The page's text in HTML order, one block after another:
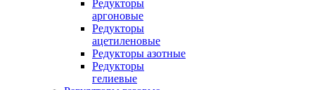
Редукторы
аргоновые
Редукторы
ацетиленовые
Редукторы азотные
Редукторы
гелиевые